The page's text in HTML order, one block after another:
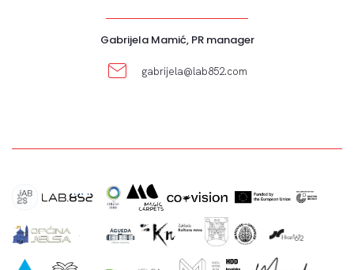
Gabrijela Mamić, PR manager
gabrijela@lab852.com